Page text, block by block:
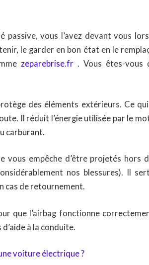
passive, vous l’avez devant vous
le garder en bon état en le
zeparebrise.fr . Vous êtes-vous
des éléments extérieurs. Ce
Il réduit l’énergie utilisée par le
carburant.
vous empêche d’être projetés hors
nos blessures). Il
cas de retournement.
que l’airbag fonctionne
à la conduite.
voiture électrique ?